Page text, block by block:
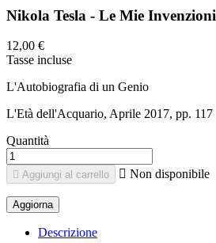
Nikola Tesla - Le Mie Invenzioni
12,00 €
Tasse incluse
L'Autobiografia di un Genio
L'Età dell'Acquario, Aprile 2017, pp. 117
Quantità
 Aggiungi al carrello  Non disponibile
Descrizione